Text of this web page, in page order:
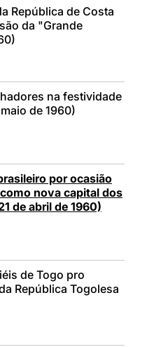
República de Costa
da "Grande
na festividade
de 1960)
por ocasião
nova capital dos
de abril de 1960)
de Togo pro
República Togolesa